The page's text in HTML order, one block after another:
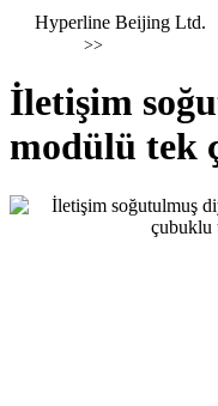
Hyperline Beijing Ltd.
>>
İletişim
modülü tek